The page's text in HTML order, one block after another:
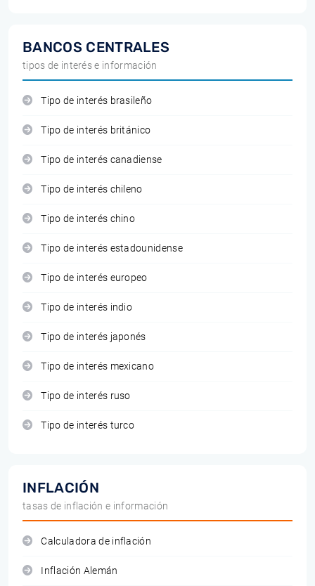
BANCOS CENTRALES
tipos de interés e información
Tipo de interés brasileño
Tipo de interés británico
Tipo de interés canadiense
Tipo de interés chileno
Tipo de interés chino
Tipo de interés estadounidense
Tipo de interés europeo
Tipo de interés indio
Tipo de interés japonés
Tipo de interés mexicano
Tipo de interés ruso
Tipo de interés turco
INFLACIÓN
tasas de inflación e información
Calculadora de inflación
Inflación Alemán